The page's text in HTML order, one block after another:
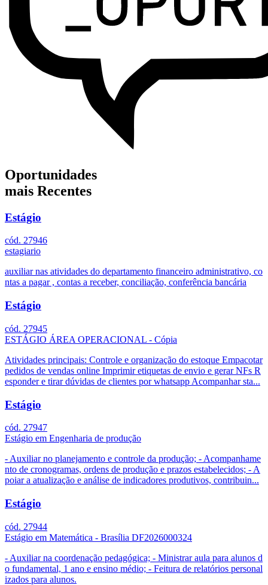
Oportunidades
mais Recentes
Estágio
cód. 27946
estagiario
auxiliar nas atividades do departamento financeiro administrativo, co
ntas a pagar , contas a receber, conciliação, conferência bancária
Estágio
cód. 27945
ESTÁGIO ÁREA OPERACIONAL - Cópia
Atividades principais: Controle e organização do estoque Empacotar
pedidos de vendas online Imprimir etiquetas de envio e gerar NFs R
esponder e tirar dúvidas de clientes por whatsapp Acompanhar sta...
Estágio
cód. 27947
Estágio em Engenharia de produção
- Auxiliar no planejamento e controle da produção; - Acompanhame
nto de cronogramas, ordens de produção e prazos estabelecidos; - A
poiar a atualização e análise de indicadores produtivos, contribuin...
Estágio
cód. 27944
Estágio em Matemática - Brasília DF2026000324
- Auxiliar na coordenação pedagógica; - Ministrar aula para alunos d
o fundamental, 1 ano e ensino médio; - Feitura de relatórios personal
izados para alunos.